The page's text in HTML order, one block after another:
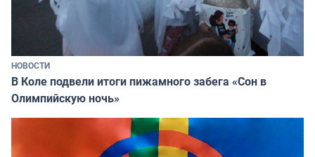
НОВОСТИ
В Коле подвели итоги пижамного забега «Сон в
Олимпийскую ночь»